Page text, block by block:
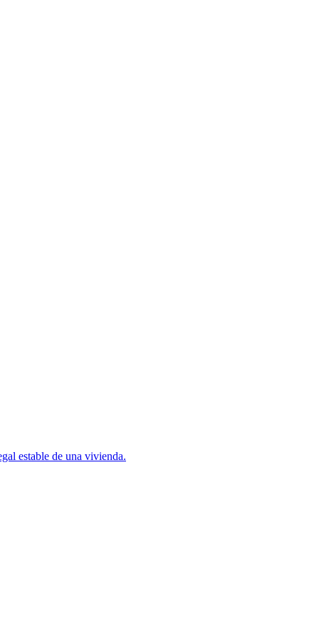
estable de una vivienda.